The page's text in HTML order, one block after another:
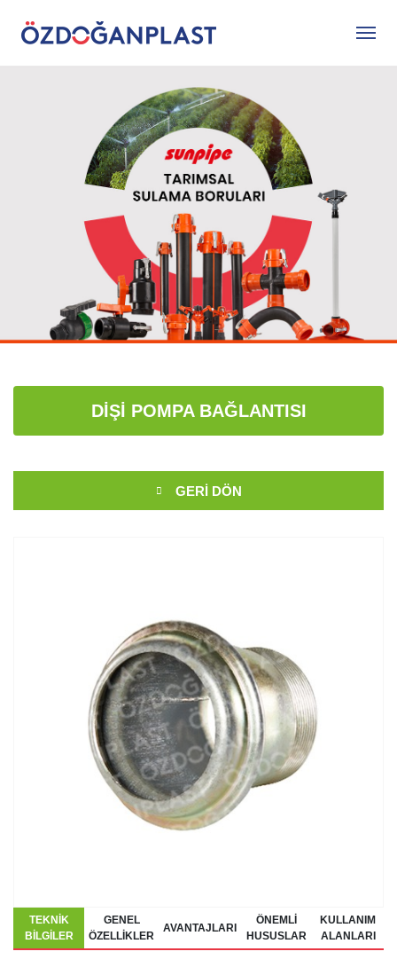
DIŞI POMPA BAĞLANTISI
GERI DÖN
TEKNIK
BILGILER
GENEL
ÖZELLIKLER
AVANTAJLARI
ÖNEMLI
HUSUSLAR
KULLANIM
ALANLARI